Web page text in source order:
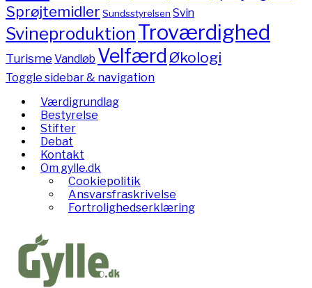
Sprøjtemidler Sundsstyrelsen Svin
Svineproduktion Troværdighed
TurismeVandløb Velfærd Økologi
Toggle sidebar & navigation
Værdigrundlag
Bestyrelse
Stifter
Debat
Kontakt
Om gylle.dk
Cookiepolitik
Ansvarsfraskrivelse
Fortrolighedserklæring